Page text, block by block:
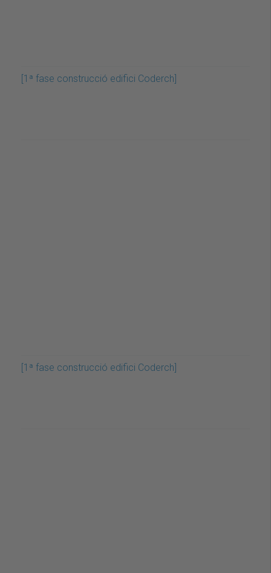
[1ª fase construcció edifici Coderch]
[1ª fase construcció edifici Coderch]